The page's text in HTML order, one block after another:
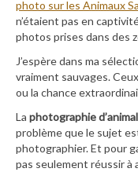
photo sur les Animaux
n’étaient pas en
photos prises dans des
J’espère dans ma
vraiment sauvages.
ou la chance
La photographie d’animal
problème que le sujet
photographier. Et pour
pas seulement réussir à